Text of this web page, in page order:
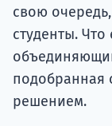
свою
студенты.
подобранная
решением.